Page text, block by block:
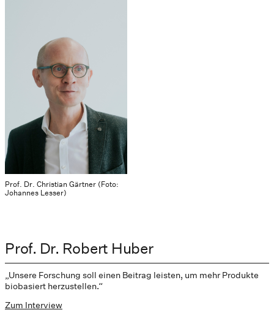
Prof. Dr. Christian Gärtner (Foto:
Johannes Lesser)
Prof. Dr. Robert Huber
„Unsere Forschung soll einen Beitrag leisten, um mehr Produkte
biobasiert herzustellen.“
Zum Interview